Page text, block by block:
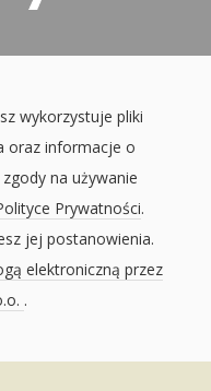
wykorzystuje pliki
oraz informacje o
na używanie
Prywatności.
jej postanowienia.
elektroniczną przez
.